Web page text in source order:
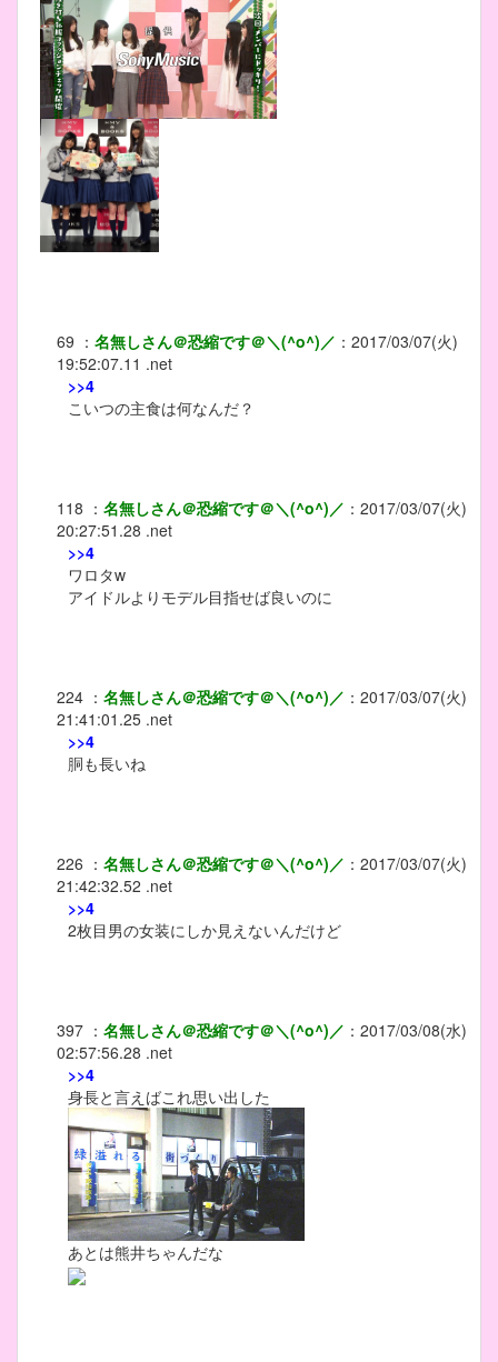
69 ： 名無しさん＠恐縮です＠＼(^o^)／ ： 2017/03/07(火)
19:52:07.11 .net
>>4
こいつの主食は何なんだ？
118 ： 名無しさん＠恐縮です＠＼(^o^)／ ： 2017/03/07(火)
20:27:51.28 .net
>>4
ワロタw
アイドルよりモデル目指せば良いのに
224 ： 名無しさん＠恐縮です＠＼(^o^)／ ： 2017/03/07(火)
21:41:01.25 .net
>>4
胴も長いね
226 ： 名無しさん＠恐縮です＠＼(^o^)／ ： 2017/03/07(火)
21:42:32.52 .net
>>4
2枚目男の女装にしか見えないんだけど
397 ： 名無しさん＠恐縮です＠＼(^o^)／ ： 2017/03/08(水)
02:57:56.28 .net
>>4
身長と言えばこれ思い出した
あとは熊井ちゃんだな